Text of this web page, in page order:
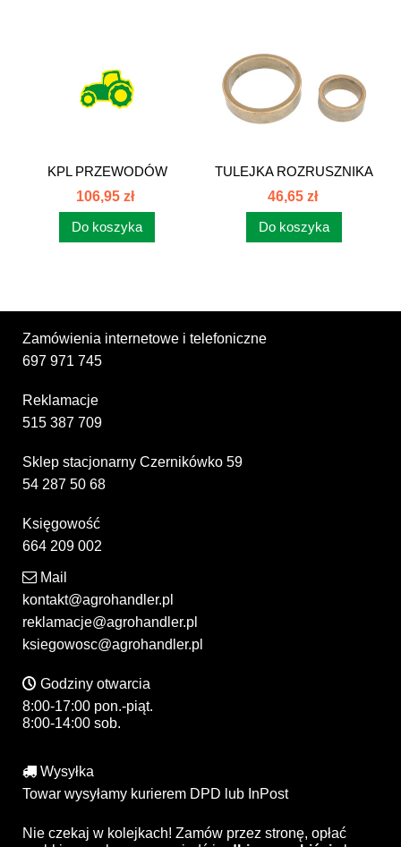
KPL PRZEWODÓW
AKUM.6C 86350102
106,95 zł
Do koszyka
TULEJKA ROZRUSZNIKA
KPL R20 C385...
46,65 zł
Do koszyka
Zamówienia internetowe i telefoniczne
697 971 745
Reklamacje
515 387 709
Sklep stacjonarny Czernikówko 59
54 287 50 68
Księgowość
664 209 002
Mail
kontakt@agrohandler.pl
reklamacje@agrohandler.pl
ksiegowosc@agrohandler.pl
Godziny otwarcia
8:00-17:00 pon.-piąt.
8:00-14:00 sob.
Wysyłka
Towar wysyłamy kurierem DPD lub InPost
Nie czekaj w kolejkach! Zamów przez stronę, opłać